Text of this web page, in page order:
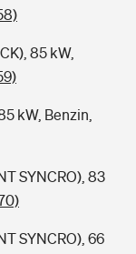
85 kW,
kW, Benzin,
SYNCRO), 83
SYNCRO), 66